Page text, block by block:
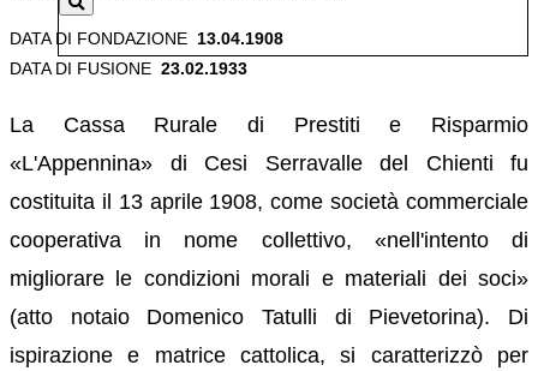
DATA DI FONDAZIONE 13.04.1908
DATA DI FUSIONE 23.02.1933
La Cassa Rurale di Prestiti e Risparmio
«L'Appennina» di Cesi Serravalle del Chienti fu
costituita il 13 aprile 1908, come società commerciale
cooperativa in nome collettivo, «nell'intento di
migliorare le condizioni morali e materiali dei soci»
(atto notaio Domenico Tatulli di Pievetorina). Di
ispirazione e matrice cattolica, si caratterizzò per